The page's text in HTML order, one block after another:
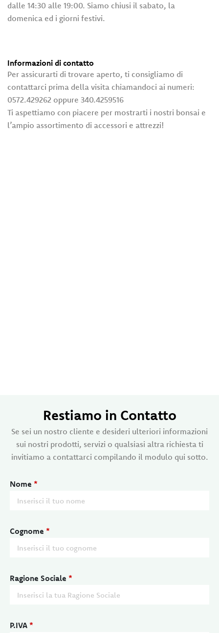
dalle 14:30 alle 19:00. Siamo chiusi il sabato, la
domenica ed i giorni festivi.
Informazioni di contatto
Per assicurarti di trovare aperto, ti consigliamo di
contattarci prima della visita chiamandoci ai numeri:
0572.429262 oppure 340.4259516
Ti aspettiamo con piacere per mostrarti i nostri bonsai e
l’ampio assortimento di accessori e attrezzi!
Restiamo in Contatto
Se sei un nostro cliente e desideri ulteriori informazioni
sui nostri prodotti, servizi o qualsiasi altra richiesta ti
invitiamo a contattarci compilando il modulo qui sotto.
Nome *
Cognome *
Ragione Sociale *
P.IVA *